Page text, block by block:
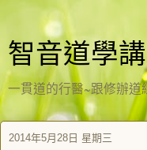
智音道學
一貫道的行醫~跟修辦道
2014年5月28日 星期三